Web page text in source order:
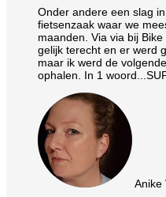
Onder andere een slag
fietsenzaak waar we
maanden. Via via bij
gelijk terecht en er werd
maar ik werd de
ophalen. In 1
Anike